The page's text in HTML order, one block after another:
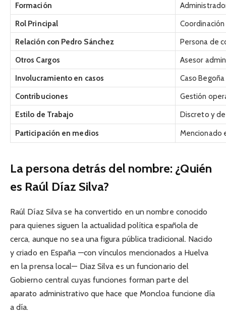
Formación
Rol Principal
Relación con Pedro Sánchez
Persona de
Otros Cargos
Asesor
Involucramiento en casos
Caso
Contribuciones
Gestión
Estilo de Trabajo
Discreto y
Participación en medios
Mencionado
La persona detrás del nombre: ¿Quién
es Raúl Díaz Silva?
Raúl Díaz Silva se ha convertido en un nombre conocido
para quienes siguen la actualidad política española de
cerca, aunque no sea una figura pública tradicional. Nacido
y criado en España —con vínculos mencionados a Huelva
en la prensa local— Diaz Silva es un funcionario del
Gobierno central cuyas funciones forman parte del
aparato administrativo que hace que Moncloa funcione día
a día.